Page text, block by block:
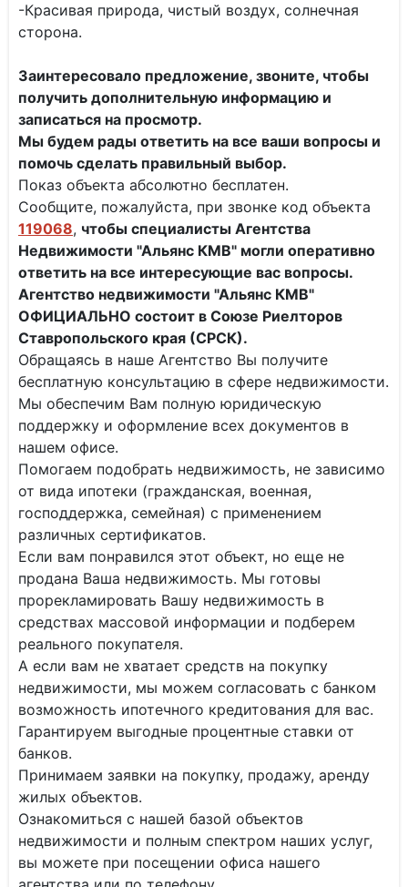
-Красивая природа, чистый воздух, солнечная
сторона.
Заинтересовало предложение, звоните, чтобы
получить дополнительную информацию и
записаться на просмотр.
Мы будем рады ответить на все ваши вопросы и
помочь сделать правильный выбор.
Показ объекта абсолютно бесплатен.
Сообщите, пожалуйста, при звонке код объекта
119068, чтобы специалисты Агентства
Недвижимости "Альянс КМВ" могли оперативно
ответить на все интересующие вас вопросы.
Агентство недвижимости "Альянс КМВ"
ОФИЦИАЛЬНО состоит в Союзе Риелторов
Ставропольского края (СРСК).
Обращаясь в наше Агентство Вы получите
бесплатную консультацию в сфере недвижимости.
Мы обеспечим Вам полную юридическую
поддержку и оформление всех документов в
нашем офисе.
Помогаем подобрать недвижимость, не зависимо
от вида ипотеки (гражданская, военная,
господдержка, семейная) с применением
различных сертификатов.
Если вам понравился этот объект, но еще не
продана Ваша недвижимость. Мы готовы
прорекламировать Вашу недвижимость в
средствах массовой информации и подберем
реального покупателя.
А если вам не хватает средств на покупку
недвижимости, мы можем согласовать с банком
возможность ипотечного кредитования для вас.
Гарантируем выгодные процентные ставки от
банков.
Принимаем заявки на покупку, продажу, аренду
жилых объектов.
Ознакомиться с нашей базой объектов
недвижимости и полным спектром наших услуг,
вы можете при посещении офиса нашего